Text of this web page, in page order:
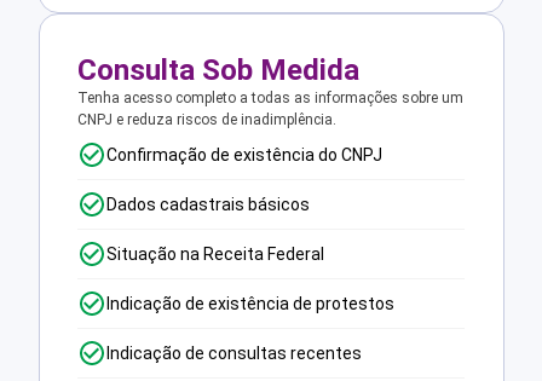
Consulta Sob Medida
Tenha acesso completo a todas as informações sobre um
CNPJ e reduza riscos de inadimplência.
Confirmação de existência do CNPJ
Dados cadastrais básicos
Situação na Receita Federal
Indicação de existência de protestos
Indicação de consultas recentes